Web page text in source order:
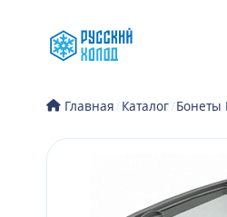
содержимому
Главная/Каталог/Бонеты